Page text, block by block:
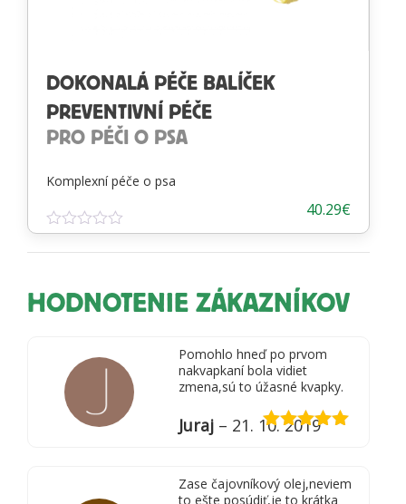
DOKONALÁ PÉČE BALÍČEK
PREVENTIVNÍ PÉČE
PRO PÉČI O PSA
Komplexní péče o psa
Hodnotenie
0
40.29€
HODNOTENIE ZÁKAZNÍKOV
Pomohlo hneď po prvom
nakvapkaní bola vidiet
zmena,sú to úžasné kvapky.
Juraj – 21. 10. 2019
Zase čajovníkový olej,neviem
to ešte posúdiť,je to krátka